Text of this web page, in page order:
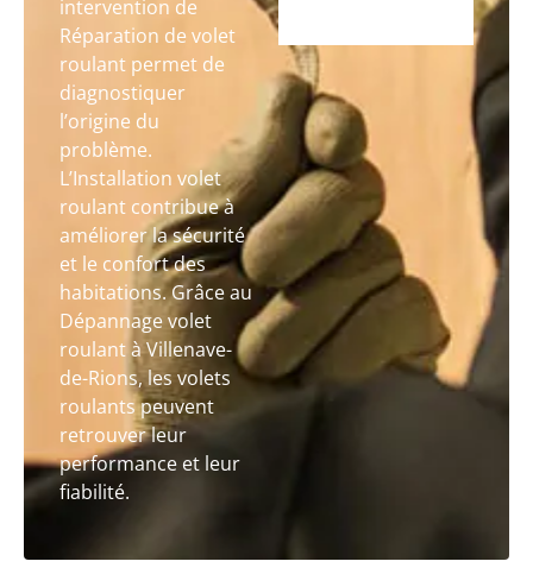
intervention de
Réparation de volet
roulant permet de
diagnostiquer
l’origine du
problème.
L’Installation volet
roulant contribue à
améliorer la sécurité
et le confort des
habitations. Grâce au
Dépannage volet
roulant à Villenave-
de-Rions, les volets
roulants peuvent
retrouver leur
performance et leur
fiabilité.